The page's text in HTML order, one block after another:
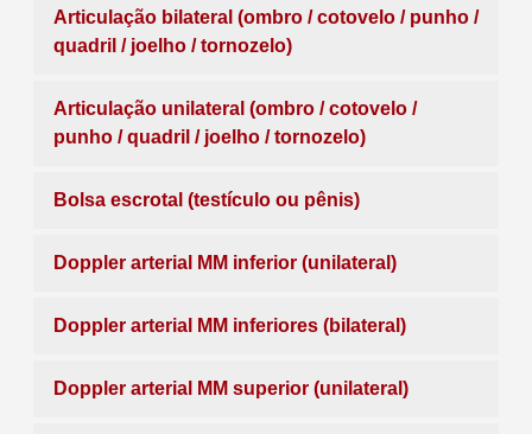
Articulação bilateral (ombro / cotovelo / punho /
quadril / joelho / tornozelo)
Articulação unilateral (ombro / cotovelo /
punho / quadril / joelho / tornozelo)
Bolsa escrotal (testículo ou pênis)
Doppler arterial MM inferior (unilateral)
Doppler arterial MM inferiores (bilateral)
Doppler arterial MM superior (unilateral)